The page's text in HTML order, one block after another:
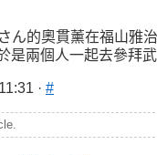
ん的奧貫薰在福山雅
是兩個人一起去參拜
· #